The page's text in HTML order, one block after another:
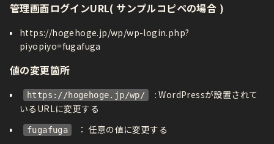
管理画面ログインURL( サンプルコピペの場合 )
https://hogehoge.jp/wp/wp-login.php?
piyopiyo=fugafuga
値の変更箇所
https://hogehoge.jp/wp/
: WordPressが設置されて
いるURLに変更する
fugafuga ： 任意の値に変更する